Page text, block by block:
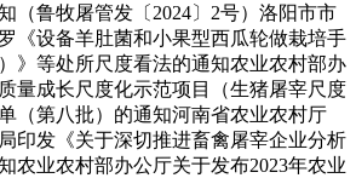
（鲁牧屠管发〔2024〕2号）洛阳市市
《设备羊肚菌和小果型西瓜轮做栽培手
》等处所尺度看法的通知农业农村部办
量成长尺度化示范项目（生猪屠宰尺度
（第八批）的通知河南省农业农村厅
印发《关于深切推进畜禽屠宰企业分析
农业农村部办公厅关于发布2023年农业